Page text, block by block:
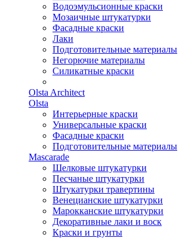
Водоэмульсионные краски
Мозаичные штукатурки
Фасадные краски
Лаки
Подготовительные материалы
Негорючие материалы
Силикатные краски
Olsta Architect
Olsta
Интерьерные краски
Универсальные краски
Фасадные краски
Подготовительные материалы
Mascarade
Шелковые штукатурки
Песчаные штукатурки
Штукатурки травертины
Венецианские штукатурки
Марокканские штукатурки
Декоративные лаки и воск
Краски и грунты